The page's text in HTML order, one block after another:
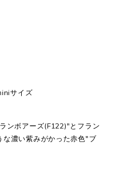
サイズ
ンボアーズ(F122)"とフラン
な濃い紫みがかった赤色"ブ